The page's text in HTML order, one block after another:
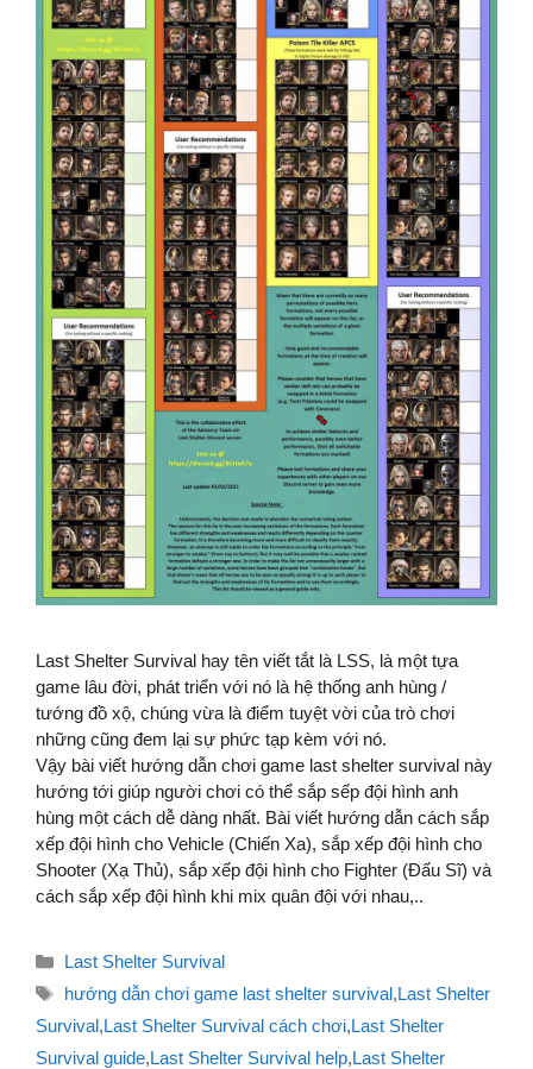
Last Shelter Survival hay tên viết tắt là LSS, là một tựa
game lâu đời, phát triển với nó là hệ thống anh hùng /
tướng đồ xộ, chúng vừa là điểm tuyệt vời của trò chơi
những cũng đem lại sự phức tạp kèm với nó.
Vậy bài viết hướng dẫn chơi game last shelter survival này
hướng tới giúp người chơi có thể sắp sếp đội hình anh
hùng một cách dễ dàng nhất. Bài viết hướng dẫn cách sắp
xếp đội hình cho Vehicle (Chiến Xa), sắp xếp đội hình cho
Shooter (Xạ Thủ), sắp xếp đội hình cho Fighter (Đấu Sĩ) và
cách sắp xếp đội hình khi mix quân đội với nhau,..
Danh
mục
Last Shelter Survival
Thẻ
hướng dẫn chơi game last shelter survival,Last Shelter
Survival,Last Shelter Survival cách chơi,Last Shelter
Survival guide,Last Shelter Survival help,Last Shelter